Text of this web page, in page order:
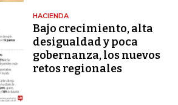
HACIENDA
Bajo crecimiento, alta
desigualdad y poca
gobernanza, los nuevos
retos regionales